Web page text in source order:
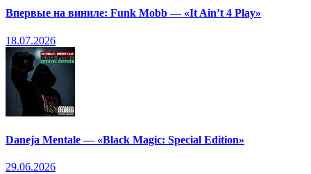
Впервые на виниле: Funk Mobb — «It Ain’t 4 Play»
18.07.2026
Daneja Mentale — «Black Magic: Special Edition»
29.06.2026